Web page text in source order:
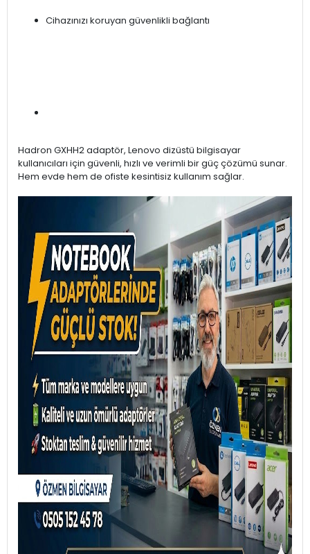
Cihazınızı koruyan güvenlikli bağlantı
Hadron GXHH2 adaptör, Lenovo dizüstü bilgisayar
kullanıcıları için güvenli, hızlı ve verimli bir güç çözümü sunar.
Hem evde hem de ofiste kesintisiz kullanım sağlar.